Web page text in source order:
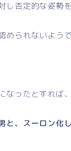
し否定的な姿勢
められないようで
なったとすれば
と、スーロン化